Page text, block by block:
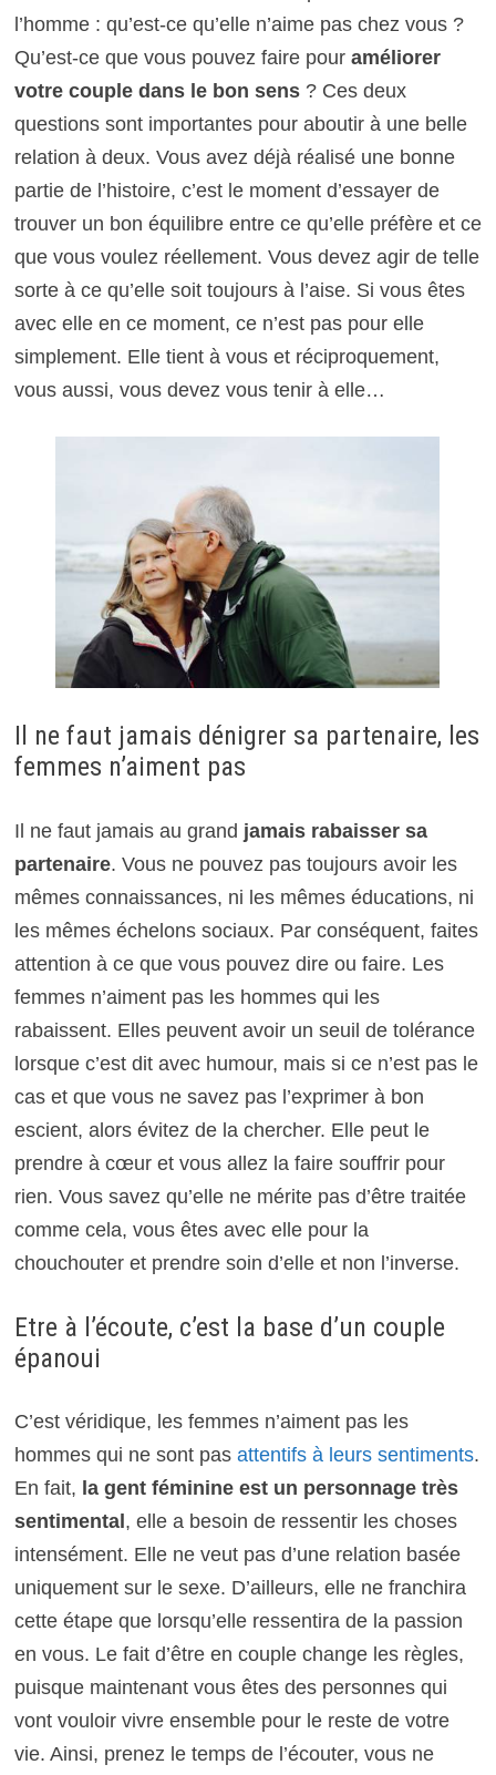
l’homme : qu’est-ce qu’elle n’aime pas chez vous ?
Qu’est-ce que vous pouvez faire pour améliorer
votre couple dans le bon sens? Ces deux
questions sont importantes pour aboutir à une belle
relation à deux. Vous avez déjà réalisé une bonne
partie de l’histoire, c’est le moment d’essayer de
trouver un bon équilibre entre ce qu’elle préfère et ce
que vous voulez réellement. Vous devez agir de telle
sorte à ce qu’elle soit toujours à l’aise. Si vous êtes
avec elle en ce moment, ce n’est pas pour elle
simplement. Elle tient à vous et réciproquement,
vous aussi, vous devez vous tenir à elle…
Il ne faut jamais dénigrer sa partenaire, les
femmes n’aiment pas
Il ne faut jamais au grand jamais rabaisser sa
partenaire. Vous ne pouvez pas toujours avoir les
mêmes connaissances, ni les mêmes éducations, ni
les mêmes échelons sociaux. Par conséquent, faites
attention à ce que vous pouvez dire ou faire. Les
femmes n’aiment pas les hommes qui les
rabaissent. Elles peuvent avoir un seuil de tolérance
lorsque c’est dit avec humour, mais si ce n’est pas le
cas et que vous ne savez pas l’exprimer à bon
escient, alors évitez de la chercher. Elle peut le
prendre à cœur et vous allez la faire souffrir pour
rien. Vous savez qu’elle ne mérite pas d’être traitée
comme cela, vous êtes avec elle pour la
chouchouter et prendre soin d’elle et non l’inverse.
Etre à l’écoute, c’est la base d’un couple
épanoui
C’est véridique, les femmes n’aiment pas les
hommes qui ne sont pas attentifs à leurs sentiments.
En fait, la gent féminine est un personnage très
sentimental , elle a besoin de ressentir les choses
intensément. Elle ne veut pas d’une relation basée
uniquement sur le sexe. D’ailleurs, elle ne franchira
cette étape que lorsqu’elle ressentira de la passion
en vous. Le fait d’être en couple change les règles,
puisque maintenant vous êtes des personnes qui
vont vouloir vivre ensemble pour le reste de votre
vie. Ainsi, prenez le temps de l’écouter, vous ne